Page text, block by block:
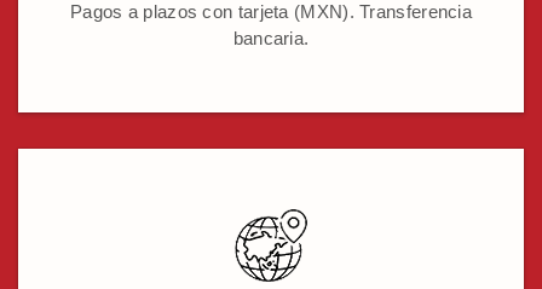
Pagos a plazos con tarjeta (MXN). Transferencia
bancaria.